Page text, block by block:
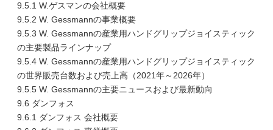
9.5.1 W.ゲスマンの会社概要
9.5.2 W. Gessmannの事業概要
9.5.3 W. Gessmannの産業用ハンドグリップジョイスティック
の主要製品ラインナップ
9.5.4 W. Gessmannの産業用ハンドグリップジョイスティック
の世界販売台数および売上高（2021年～2026年）
9.5.5 W. Gessmannの主要ニュースおよび最新動向
9.6 ダンフォス
9.6.1 ダンフォス 会社概要